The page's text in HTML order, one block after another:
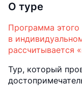
О туре
Программа
в
рассчитывается
Тур, который